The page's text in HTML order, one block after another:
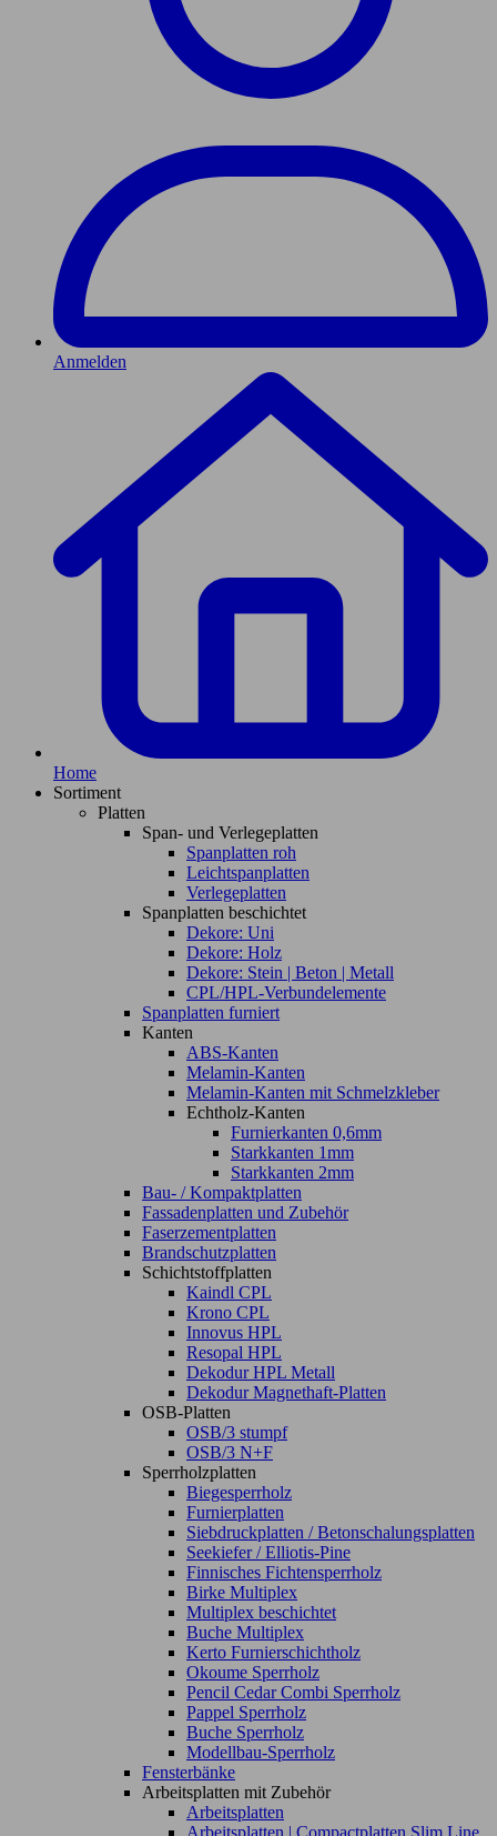
Anmelden
Home
Sortiment
Platten
Span- und Verlegeplatten
Spanplatten roh
Leichtspanplatten
Verlegeplatten
Spanplatten beschichtet
Dekore: Uni
Dekore: Holz
Dekore: Stein | Beton | Metall
CPL/HPL-Verbundelemente
Spanplatten furniert
Kanten
ABS-Kanten
Melamin-Kanten
Melamin-Kanten mit Schmelzkleber
Echtholz-Kanten
Furnierkanten 0,6mm
Starkkanten 1mm
Starkkanten 2mm
Bau- / Kompaktplatten
Fassadenplatten und Zubehör
Faserzementplatten
Brandschutzplatten
Schichtstoffplatten
Kaindl CPL
Krono CPL
Innovus HPL
Resopal HPL
Dekodur HPL Metall
Dekodur Magnethaft-Platten
OSB-Platten
OSB/3 stumpf
OSB/3 N+F
Sperrholzplatten
Biegesperrholz
Furnierplatten
Siebdruckplatten / Betonschalungsplatten
Seekiefer / Elliotis-Pine
Finnisches Fichtensperrholz
Birke Multiplex
Multiplex beschichtet
Buche Multiplex
Kerto Furnierschichtholz
Okoume Sperrholz
Pencil Cedar Combi Sperrholz
Pappel Sperrholz
Buche Sperrholz
Modellbau-Sperrholz
Fensterbänke
Arbeitsplatten mit Zubehör
Arbeitsplatten